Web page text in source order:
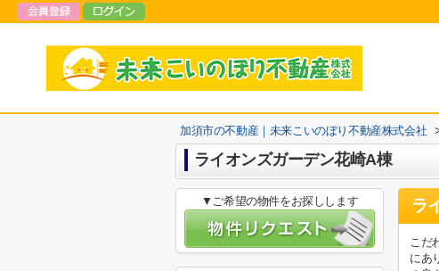
加須市の不動産｜未来こいのぼり不動産株式会社
ライオンズガーデン花崎A棟
ラ
こだ
にあ
▼ご希望の物件をお探しします